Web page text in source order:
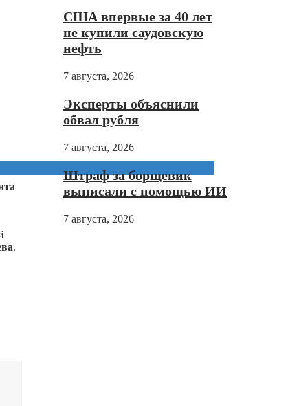
.
США впервые за 40 лет
не купили саудовскую
нефть
7 августа, 2026
Эксперты объяснили
обвал рубля
7 августа, 2026
Штраф за борщевик
выписали с помощью ИИ
7 августа, 2026